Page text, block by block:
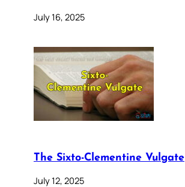
July 16, 2025
The Sixto-Clementine Vulgate
July 12, 2025